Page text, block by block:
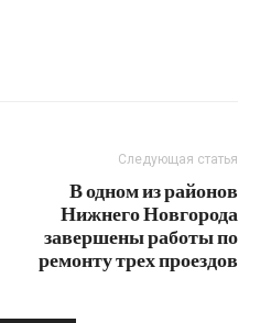
Следующая статья
В одном из районов
Нижнего Новгорода
завершены работы по
ремонту трех проездов